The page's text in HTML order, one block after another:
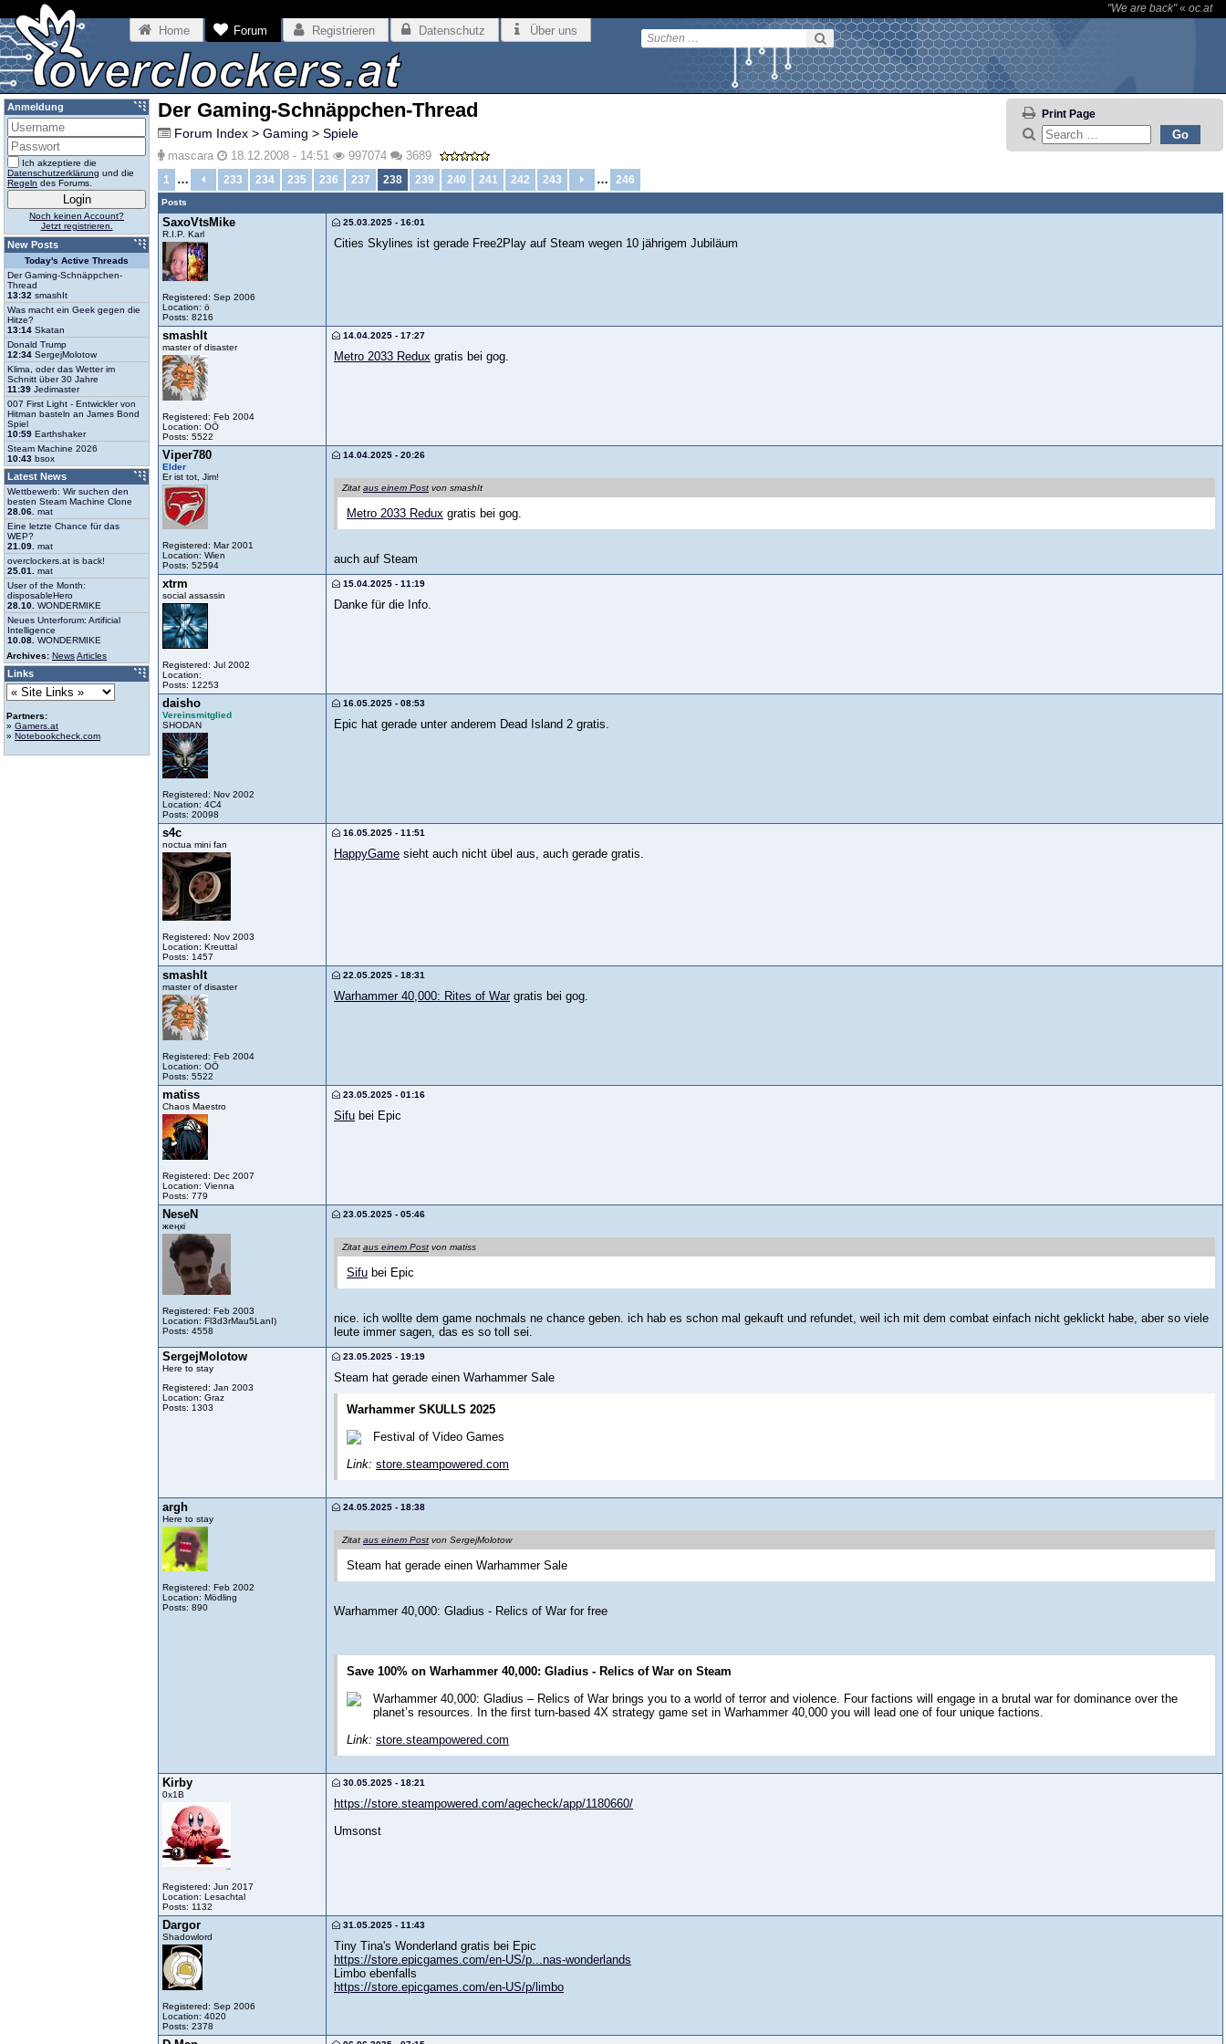
"We are back"« oc.at
Home Forum Registrieren Datenschutz Über uns
Der Gaming-Schnäppchen-Thread Print Page
Forum Index > Gaming > Spiele
mascara 18.12.2008 - 14:51 997074 3689
1 … 233 234 235 236 237 238 239 240 241 242 243 … 246
Posts
SaxoVtsMike
R.I.P. Karl
Registered: Sep 2006
Location: ö
Posts: 8216
25.03.2025 - 16:01
Cities Skylines ist gerade Free2Play auf Steam wegen 10 jährigem Jubiläum
smashIt
master of disaster
Registered: Feb 2004
Location: OÖ
Posts: 5522
14.04.2025 - 17:27
Metro 2033 Redux gratis bei gog.
Viper780
Elder
Er ist tot, Jim!
Registered: Mar 2001
Location: Wien
Posts: 52594
14.04.2025 - 20:26
Zitat aus einem Post von smashIt
Metro 2033 Redux gratis bei gog.
auch auf Steam
xtrm
social assassin
Registered: Jul 2002
Location:
Posts: 12253
15.04.2025 - 11:19
Danke für die Info.
daisho
Vereinsmitglied
SHODAN
Registered: Nov 2002
Location: 4C4
Posts: 20098
16.05.2025 - 08:53
Epic hat gerade unter anderem Dead Island 2 gratis.
s4c
noctua mini fan
Registered: Nov 2003
Location: Kreuttal
Posts: 1457
16.05.2025 - 11:51
HappyGame sieht auch nicht übel aus, auch gerade gratis.
smashIt
master of disaster
Registered: Feb 2004
Location: OÖ
Posts: 5522
22.05.2025 - 18:31
Warhammer 40,000: Rites of War gratis bei gog.
matiss
Chaos Maestro
Registered: Dec 2007
Location: Vienna
Posts: 779
23.05.2025 - 01:16
Sifu bei Epic
NeseN
жеңкі
Registered: Feb 2003
Location: Fl3d3rMau5LanI)
Posts: 4558
23.05.2025 - 05:46
Zitat aus einem Post von matiss
Sifu bei Epic
nice. ich wollte dem game nochmals ne chance geben. ich hab es schon mal gekauft und refundet, weil ich mit dem combat einfach nicht geklickt habe, aber so viele
leute immer sagen, das es so toll sei.
SergejMolotow
Here to stay
Registered: Jan 2003
Location: Graz
Posts: 1303
23.05.2025 - 19:19
Steam hat gerade einen Warhammer Sale
Warhammer SKULLS 2025
Festival of Video Games
Link: store.steampowered.com
argh
Here to stay
Registered: Feb 2002
Location: Mödling
Posts: 890
24.05.2025 - 18:38
Zitat aus einem Post von SergejMolotow
Steam hat gerade einen Warhammer Sale
Warhammer 40,000: Gladius - Relics of War for free
Save 100% on Warhammer 40,000: Gladius - Relics of War on Steam
Warhammer 40,000: Gladius – Relics of War brings you to a world of terror and violence. Four factions will engage in a brutal war for dominance over the
planet’s resources. In the first turn-based 4X strategy game set in Warhammer 40,000 you will lead one of four unique factions.
Link: store.steampowered.com
Kirby
0x1B
Registered: Jun 2017
Location: Lesachtal
Posts: 1132
30.05.2025 - 18:21
https://store.steampowered.com/agecheck/app/1180660/
Umsonst
Dargor
Shadowlord
Registered: Sep 2006
Location: 4020
Posts: 2378
31.05.2025 - 11:43
Tiny Tina's Wonderland gratis bei Epic
https://store.epicgames.com/en-US/p...nas-wonderlands
Limbo ebenfalls
https://store.epicgames.com/en-US/p/limbo
Anmeldung
Ich akzeptiere die
Datenschutzerklärung und die
Regeln des Forums.
Noch keinen Account?
Jetzt registrieren.
New Posts
Today's Active Threads
Der Gaming-Schnäppchen-
Thread
13:32 smashIt
Was macht ein Geek gegen die
Hitze?
13:14 Skatan
Donald Trump
12:34 SergejMolotow
Klima, oder das Wetter im
Schnitt über 30 Jahre
11:39 Jedimaster
007 First Light - Entwickler von
Hitman basteln an James Bond
Spiel
10:59 Earthshaker
Steam Machine 2026
10:43 bsox
Latest News
Wettbewerb: Wir suchen den
besten Steam Machine Clone
28.06. mat
Eine letzte Chance für das
WEP?
21.09. mat
overclockers.at is back!
25.01.
mat
User of the Month:
disposableHero
28.10. WONDERMIKE
Neues Unterforum: Artificial
Intelligence
10.08. WONDERMIKE
Archives: NewsArticles
Links
Partners:
» Gamers.at
» Notebookcheck.com